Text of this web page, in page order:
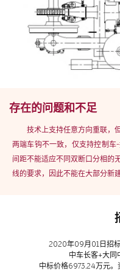
存在的问题和不足
技术上支持任意方向重联，
两端车钩不一致，仅支持控制
间距不能适应不同双断口分相的
线的要求，因此不能在大部分新
2020年09月01日招
中车长客+大同
中标价格6973.24万元。